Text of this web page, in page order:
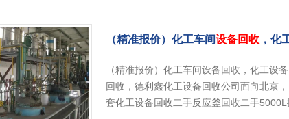
（精准报价）化工车间设备回收 ，化
（精准报价）化工车间设备回收，化工设
回收，德利鑫化工设备回收公司面向北京
套化工设备回收二手反应釜回收二手